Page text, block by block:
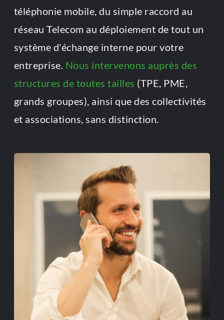
téléphonie mobile, du simple raccord au
réseau Telecom au déploiement de tout un
système d'échange interne pour votre
entreprise. Nous intervenons auprès des
structures de toutes tailles (TPE, PME,
grands groupes), ainsi que des collectivités
et associations, sans distinction.